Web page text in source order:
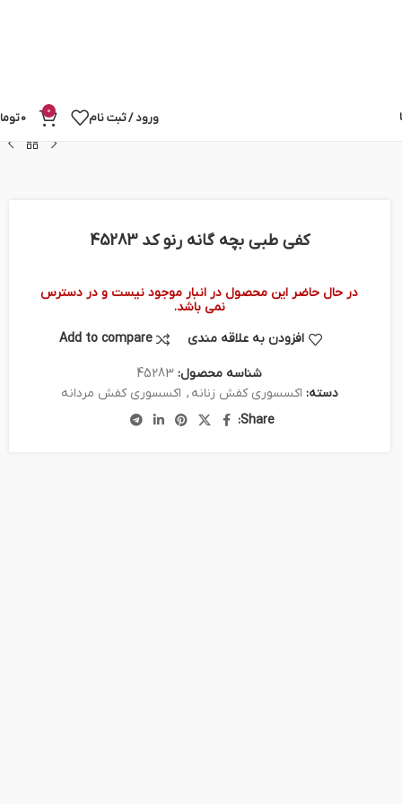
ورود / ثبت نام 0
0
کفی طبی بچه گانه رنو کد 45283
در حال حاضر این محصول در انبار موجود نیست و در دسترس
نمی باشد.
افزودن به علاقه مندی
Add to compare
شناسه محصول: 45283
دسته: اکسسوری کفش زنانه , اکسسوری کفش مردانه
Share: